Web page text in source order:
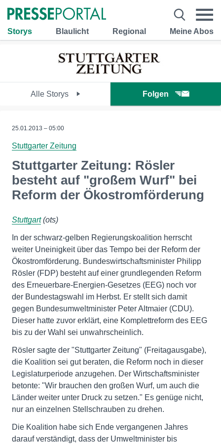
Storys Blaulicht Regional Meine Abos
Alle Storys Folgen
25.01.2013 – 05:00
Stuttgarter Zeitung
Stuttgarter Zeitung: Rösler
besteht auf "großem Wurf" bei
Reform der Ökostromförderung
Stuttgart(ots)
In der schwarz-gelben Regierungskoalition herrscht
weiter Uneinigkeit über das Tempo bei der Reform der
Ökostromförderung. Bundeswirtschaftsminister Philipp
Rösler (FDP) besteht auf einer grundlegenden Reform
des Erneuerbare-Energien-Gesetzes (EEG) noch vor
der Bundestagswahl im Herbst. Er stellt sich damit
gegen Bundesumweltminister Peter Altmaier (CDU).
Dieser hatte zuvor erklärt, eine Komplettreform des EEG
bis zu der Wahl sei unwahrscheinlich.
Rösler sagte der "Stuttgarter Zeitung" (Freitagausgabe),
die Koalition sei gut beraten, die Reform noch in dieser
Legislaturperiode anzugehen. Der Wirtschaftsminister
betonte: "Wir brauchen den großen Wurf, um auch die
Länder weiter unter Druck zu setzen." Es genüge nicht,
nur an einzelnen Stellschrauben zu drehen.
Die Koalition habe sich Ende vergangenen Jahres
darauf verständigt, dass der Umweltminister bis